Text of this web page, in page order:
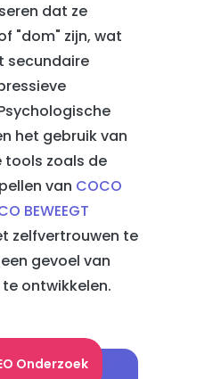
dat ze
"dom" zijn, wat
secundaire
het gebruik van
zoals de
van COCO
BEWEEGT
zelfvertrouwen te
gevoel van
ontwikkelen.
Onderzoek